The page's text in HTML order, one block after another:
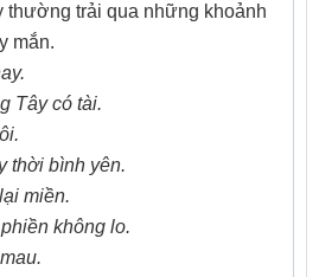
thường trải qua những khoảnh
mắn.
Tây có tài.
thời bình yên.
miền.
không lo.